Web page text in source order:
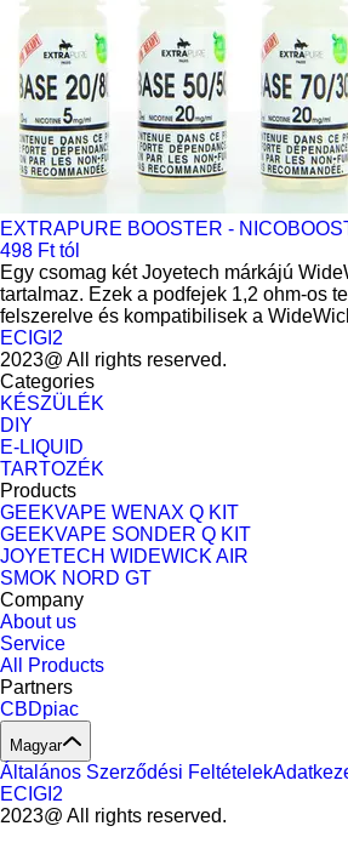
EXTRAPURE BOOSTER -
498 Ft tól
Egy csomag két Joyetech márkájú
tartalmaz. Ezek a podfejek 1,2 ohm-os
felszerelve és kompatibilisek a
ECIGI2
2023@ All rights reserved.
Categories
KÉSZÜLÉK
DIY
E-LIQUID
TARTOZÉK
Products
GEEKVAPE WENAX Q KIT
GEEKVAPE SONDER Q KIT
JOYETECH WIDEWICK AIR
SMOK NORD GT
Company
About us
Service
All Products
Partners
CBDpiac
Magyar
Általános Szerződési Feltételek
ECIGI2
2023@ All rights reserved.